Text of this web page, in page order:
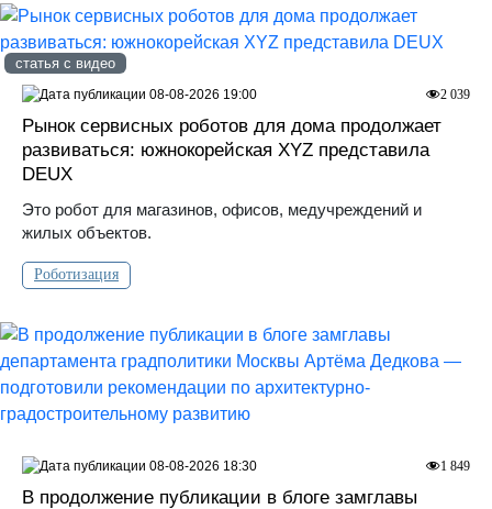
статья с видео
Рынок сервисных роботов для дома продолжает
развиваться: южнокорейская XYZ представила
DEUX
Это робот для магазинов, офисов, медучреждений и
жилых объектов.
Роботизация
2 039
08-08-2026 19:00
В продолжение публикации в блоге замглавы
1 849
08-08-2026 18:30